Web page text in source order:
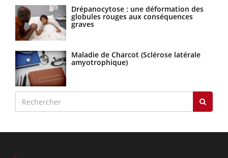
Drépanocytose : une déformation des
globules rouges aux conséquences
graves
Maladie de Charcot (Sclérose latérale
amyotrophique)